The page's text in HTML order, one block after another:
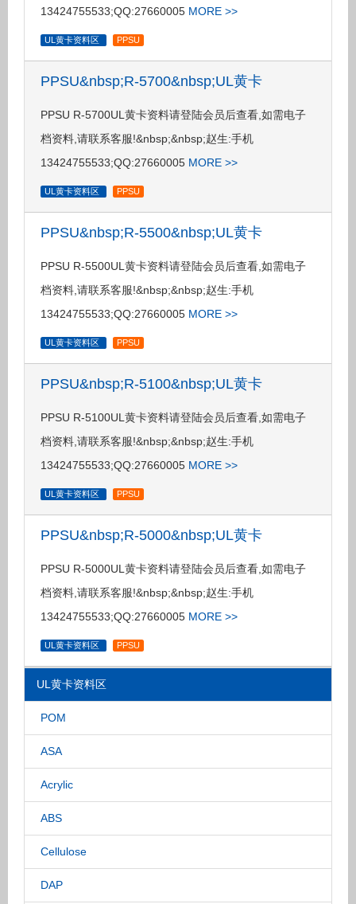
13424755533;QQ:27660005 MORE >>
UL黄卡资料区 PPSU
PPSU&nbsp;R-5700&nbsp;UL黄卡
PPSU R-5700UL黄卡资料请登陆会员后查看,如需电子
档资料,请联系客服!&nbsp;&nbsp;赵生:手机
13424755533;QQ:27660005 MORE >>
UL黄卡资料区 PPSU
PPSU&nbsp;R-5500&nbsp;UL黄卡
PPSU R-5500UL黄卡资料请登陆会员后查看,如需电子
档资料,请联系客服!&nbsp;&nbsp;赵生:手机
13424755533;QQ:27660005 MORE >>
UL黄卡资料区 PPSU
PPSU&nbsp;R-5100&nbsp;UL黄卡
PPSU R-5100UL黄卡资料请登陆会员后查看,如需电子
档资料,请联系客服!&nbsp;&nbsp;赵生:手机
13424755533;QQ:27660005 MORE >>
UL黄卡资料区 PPSU
PPSU&nbsp;R-5000&nbsp;UL黄卡
PPSU R-5000UL黄卡资料请登陆会员后查看,如需电子
档资料,请联系客服!&nbsp;&nbsp;赵生:手机
13424755533;QQ:27660005 MORE >>
UL黄卡资料区 PPSU
UL黄卡资料区
POM
ASA
Acrylic
ABS
Cellulose
DAP